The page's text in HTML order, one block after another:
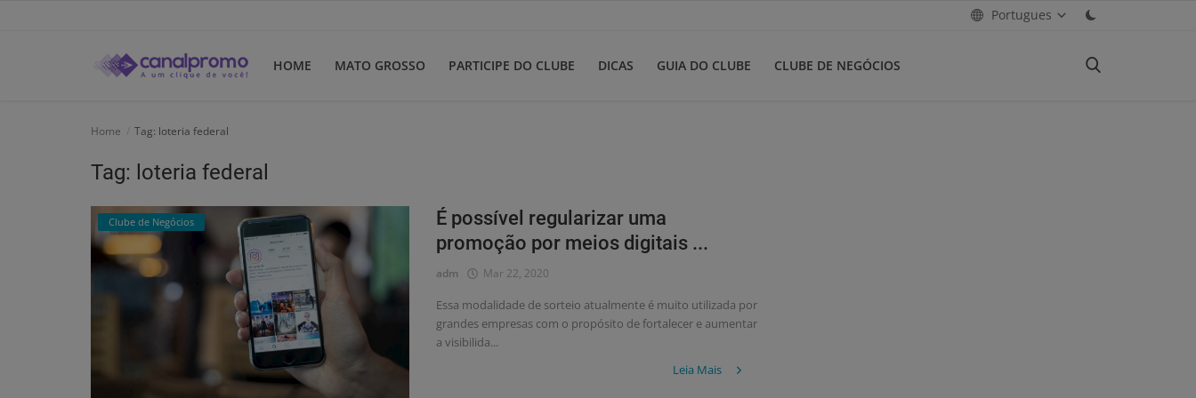
Portugues
HOME MATO GROSSO PARTICIPE DO CLUBE DICAS GUIA DO CLUBE CLUBE DE NEGÓCIOS
Mato Grosso
Participe do Clube
Home Tag: loteria federal
Tag: loteria federal
Clube de Negócios
É possível regularizar uma
promoção por meios digitais ...
adm Mar 22, 2020
Essa modalidade de sorteio atualmente é muito utilizada por
grandes empresas com o propósito de fortalecer e aumentar
a visibilida...
Leia Mais